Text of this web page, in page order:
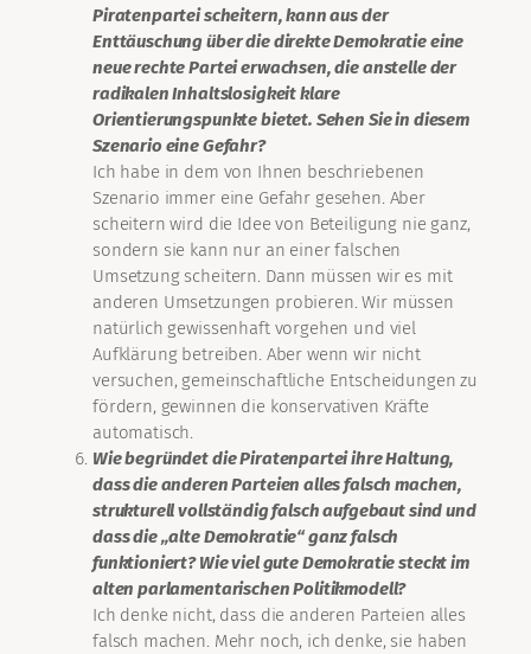
Piratenpartei scheitern, kann aus der
Enttäuschung über die direkte Demokratie eine
neue rechte Partei erwachsen, die anstelle der
radikalen Inhaltslosigkeit klare
Orientierungspunkte bietet. Sehen Sie in diesem
Szenario eine Gefahr?
Ich habe in dem von Ihnen beschriebenen
Szenario immer eine Gefahr gesehen. Aber
scheitern wird die Idee von Beteiligung nie ganz,
sondern sie kann nur an einer falschen
Umsetzung scheitern. Dann müssen wir es mit
anderen Umsetzungen probieren. Wir müssen
natürlich gewissenhaft vorgehen und viel
Aufklärung betreiben. Aber wenn wir nicht
versuchen, gemeinschaftliche Entscheidungen zu
fördern, gewinnen die konservativen Kräfte
automatisch.
Wie begründet die Piratenpartei ihre Haltung,
dass die anderen Parteien alles falsch machen,
strukturell vollständig falsch aufgebaut sind und
dass die „alte Demokratie“ ganz falsch
funktioniert? Wie viel gute Demokratie steckt im
alten parlamentarischen Politikmodell?
Ich denke nicht, dass die anderen Parteien alles
falsch machen. Mehr noch, ich denke, sie haben